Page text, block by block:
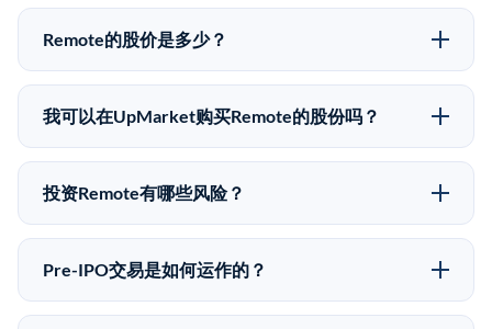
Remote的股价是多少？
Remote没有公开股价，因为它是一家私有公司。最近的
已知股价来自其最近一轮融资。 二级市场上的Pre-IPO
不同。
我可以在UpMarket购买Remote的股份吗？
可以。合格投资者可以通过填写本页表单或在
upmarket.co创建账户来表达对Remote股份的投资意
50,000美元。UpMarket是FINRA注册的经纪交易商，
自2019年以来已经纪超过5亿美元的另类投资。
投资Remote有哪些风险？
Pre-IPO投资存在重大风险。Remote的股份流动性低，
意味着没有公开市场可以快速出售。不存在确定的退出
好可能全部损失的准备。私有公司的估值在融资轮次之
Pre-IPO交易是如何运作的？
在Pre-IPO交易中，合格投资者通过二级市场平台从现有